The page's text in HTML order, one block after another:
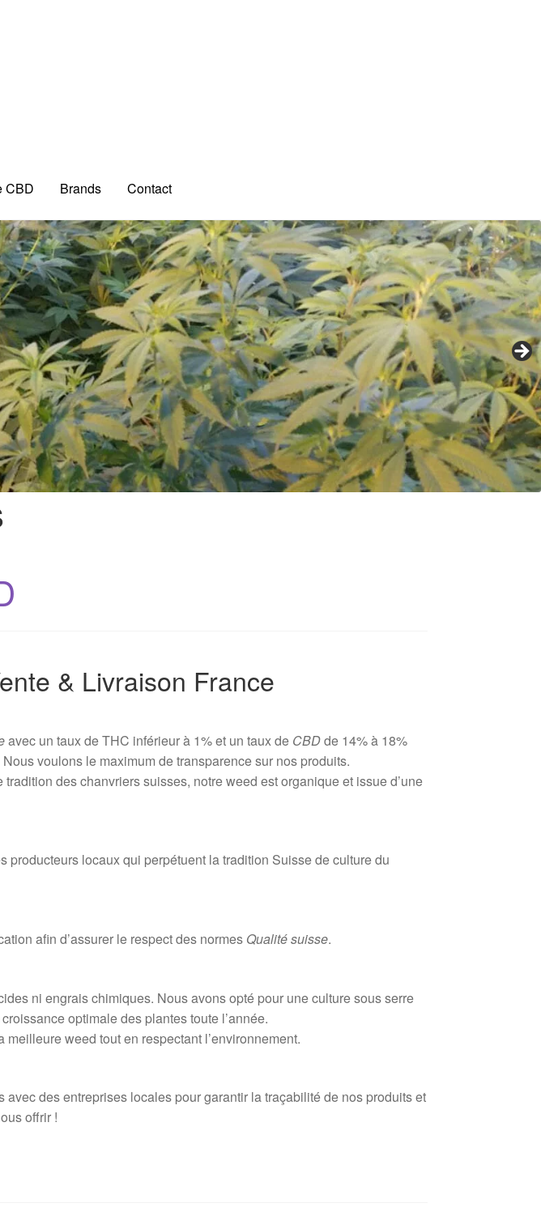
CBD Brands Contact
& Livraison France
avec un taux de THC inférieur à 1% et un taux de CBDde 14% à 18%
voulons le maximum de transparence sur nos produits.
des chanvriers suisses, notre weed est organique et issue d’une
locaux qui perpétuent la tradition Suisse de culture du
afin d’assurer le respect des normes Qualité suisse.
ni engrais chimiques. Nous avons opté pour une culture sous serre
optimale des plantes toute l’année.
weed tout en respectant l’environnement.
des entreprises locales pour garantir la traçabilité de nos produits et
offrir !